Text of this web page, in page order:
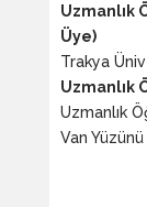
Uzmanlık
Üye)
Trakya
Uzmanlık
Uzmanlık
Van